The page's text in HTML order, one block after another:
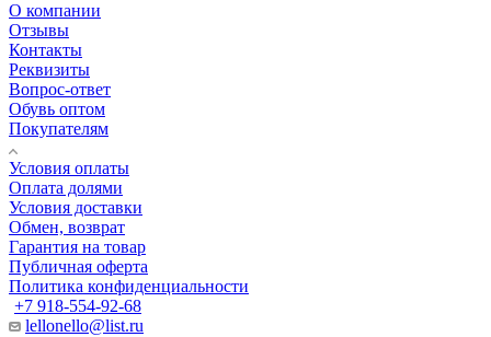
О компании
Отзывы
Контакты
Реквизиты
Вопрос-ответ
Обувь оптом
Покупателям
Условия оплаты
Оплата долями
Условия доставки
Обмен, возврат
Гарантия на товар
Публичная оферта
Политика конфиденциальности
+7 918-554-92-68
lellonello@list.ru